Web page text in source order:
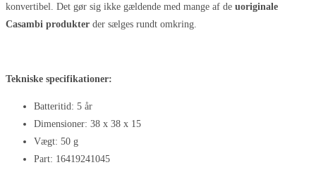
konvertibel. Det gør sig ikke gældende med mange af de uoriginale
Casambi produkter der sælges rundt omkring.
Tekniske specifikationer:
Batteritid: 5 år
Dimensioner: 38 x 38 x 15
Vægt: 50 g
Part: 16419241045